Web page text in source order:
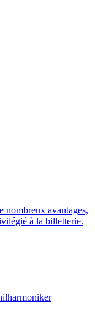
nombreux avantages,
à la billetterie.